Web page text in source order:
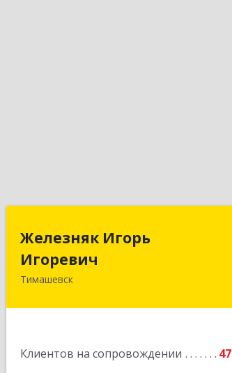
Железняк Игорь
Игоревич
Тимашевск
Клиентов на сопровождении 47
352700, Краснодарский край,
Подробнее